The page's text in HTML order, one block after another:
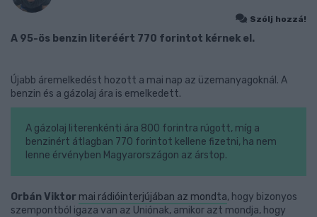
Szólj hozzá!
A 95-ös benzin literéért 770 forintot kérnek el.
Újabb áremelkedést hozott a mai nap az üzemanyagoknál. A
benzin és a gázolaj ára is emelkedett.
A gázolaj literenkénti ára 800 forintra rúgott, míg a
benzinért átlagban 770 forintot kellene fizetni, ha nem
lenne érvényben Magyarországon az árstop.
Orbán Viktor mai rádióinterjújában az mondta, hogy bizonyos
szempontból igaza van az Uniónak, amikor azt mondja, hogy